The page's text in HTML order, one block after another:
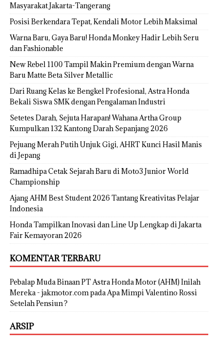
Masyarakat Jakarta-Tangerang
Posisi Berkendara Tepat, Kendali Motor Lebih Maksimal
Warna Baru, Gaya Baru! Honda Monkey Hadir Lebih Seru
dan Fashionable
New Rebel 1100 Tampil Makin Premium dengan Warna
Baru Matte Beta Silver Metallic
Dari Ruang Kelas ke Bengkel Profesional, Astra Honda
Bekali Siswa SMK dengan Pengalaman Industri
Setetes Darah, Sejuta Harapan! Wahana Artha Group
Kumpulkan 132 Kantong Darah Sepanjang 2026
Pejuang Merah Putih Unjuk Gigi, AHRT Kunci Hasil Manis
di Jepang
Ramadhipa Cetak Sejarah Baru di Moto3 Junior World
Championship
Ajang AHM Best Student 2026 Tantang Kreativitas Pelajar
Indonesia
Honda Tampilkan Inovasi dan Line Up Lengkap di Jakarta
Fair Kemayoran 2026
KOMENTAR TERBARU
Pebalap Muda Binaan PT Astra Honda Motor (AHM) Inilah
Mereka - jakmotor.compadaApa Mimpi Valentino Rossi
Setelah Pensiun ?
ARSIP